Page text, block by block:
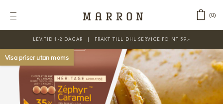
Toggle
KATEGORIER
Nyheter
Prisnedsatt
0
LEV.TID 1-2 DAGAR ‎‏‏‎ ‎‏‏‎ ‎|‏‏‎ ‎‏‏‎ ‎‏‏‎ ‎FRAKT TILL DHL SERVICE POINT 59,-
Visa priser utan moms